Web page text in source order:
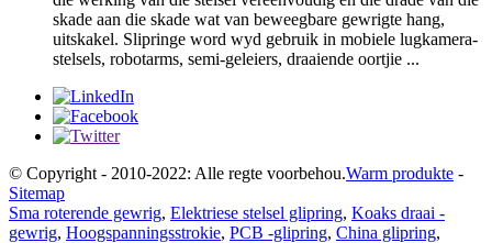
skade aan die skade wat van beweegbare gewrigte hang,
uitskakel. Slipringe word wyd gebruik in mobiele lugkamera-
stelsels, robotarms, semi-geleiers, draaiende oortjie ...
© Copyright - 2010-2022: Alle regte voorbehou.Warm produkte -
Sitemap
Sma roterende gewrig, Elektriese stelsel glipring, Koaks draai -
gewrig, Hoogspanningsstrokie, PCB -glipring, China glipring,